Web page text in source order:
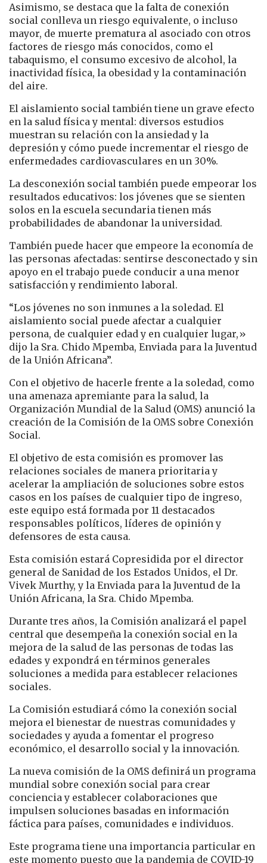
Asimismo, se destaca que la falta de conexión
social conlleva un riesgo equivalente, o incluso
mayor, de muerte prematura al asociado con otros
factores de riesgo más conocidos, como el
tabaquismo, el consumo excesivo de alcohol, la
inactividad física, la obesidad y la contaminación
del aire.
El aislamiento social también tiene un grave efecto
en la salud física y mental: diversos estudios
muestran su relación con la ansiedad y la
depresión y cómo puede incrementar el riesgo de
enfermedades cardiovasculares en un 30%.
La desconexión social también puede empeorar los
resultados educativos: los jóvenes que se sienten
solos en la escuela secundaria tienen más
probabilidades de abandonar la universidad.
También puede hacer que empeore la economía de
las personas afectadas: sentirse desconectado y sin
apoyo en el trabajo puede conducir a una menor
satisfacción y rendimiento laboral.
“Los jóvenes no son inmunes a la soledad. El
aislamiento social puede afectar a cualquier
persona, de cualquier edad y en cualquier lugar,»
dijo la Sra. Chido Mpemba, Enviada para la Juventud
de la Unión Africana”.
Con el objetivo de hacerle frente a la soledad, como
una amenaza apremiante para la salud, la
Organización Mundial de la Salud (OMS) anunció la
creación de la Comisión de la OMS sobre Conexión
Social.
El objetivo de esta comisión es promover las
relaciones sociales de manera prioritaria y
acelerar la ampliación de soluciones sobre estos
casos en los países de cualquier tipo de ingreso,
este equipo está formada por 11 destacados
responsables políticos, líderes de opinión y
defensores de esta causa.
Esta comisión estará Copresidida por el director
general de Sanidad de los Estados Unidos, el Dr.
Vivek Murthy, y la Enviada para la Juventud de la
Unión Africana, la Sra. Chido Mpemba.
Durante tres años, la Comisión analizará el papel
central que desempeña la conexión social en la
mejora de la salud de las personas de todas las
edades y expondrá en términos generales
soluciones a medida para establecer relaciones
sociales.
La Comisión estudiará cómo la conexión social
mejora el bienestar de nuestras comunidades y
sociedades y ayuda a fomentar el progreso
económico, el desarrollo social y la innovación.
La nueva comisión de la OMS definirá un programa
mundial sobre conexión social para crear
conciencia y establecer colaboraciones que
impulsen soluciones basadas en información
fáctica para países, comunidades e individuos.
Este programa tiene una importancia particular en
este momento puesto que la pandemia de COVID-19